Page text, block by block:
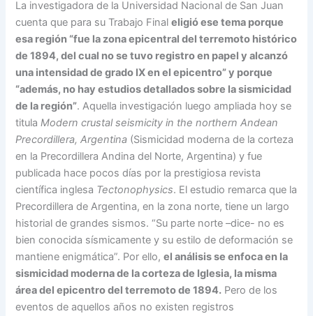
La investigadora de la Universidad Nacional de San Juan
cuenta que para su Trabajo Finaleligió ese tema porque
esa región “fue la zona epicentral del terremoto histórico
de 1894, del cual no se tuvo registro en papel y alcanzó
una intensidad de grado IX en el epicentro” y porque
“además, no hay estudios detallados sobre la sismicidad
de la región”. Aquella investigación luego ampliada hoy se
titulaModern crustal seismicity in the northern Andean
Precordillera, Argentina (Sismicidad moderna de la corteza
en la Precordillera Andina del Norte, Argentina) y fue
publicada hace pocos días por la prestigiosa revista
científica inglesa Tectonophysics. El estudio remarca que la
Precordillera de Argentina, en la zona norte, tiene un largo
historial de grandes sismos. “Su parte norte –dice- no es
bien conocida sísmicamente y su estilo de deformación se
mantiene enigmática”. Por ello,el análisis se enfoca en la
sismicidad moderna de la corteza de Iglesia, la misma
área del epicentro del terremoto de 1894. Pero de los
eventos de aquellos años no existen registros